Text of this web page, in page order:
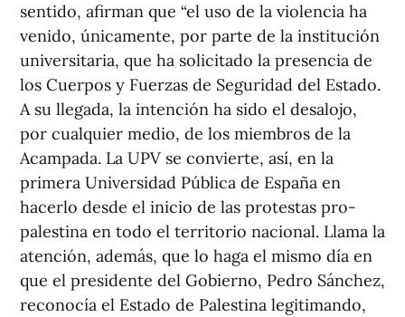
sentido, afirman que “el uso de la violencia ha
venido, únicamente, por parte de la institución
universitaria, que ha solicitado la presencia de
los Cuerpos y Fuerzas de Seguridad del Estado.
A su llegada, la intención ha sido el desalojo,
por cualquier medio, de los miembros de la
Acampada. La UPV se convierte, así, en la
primera Universidad Pública de España en
hacerlo desde el inicio de las protestas pro-
palestina en todo el territorio nacional. Llama la
atención, además, que lo haga el mismo día en
que el presidente del Gobierno, Pedro Sánchez,
reconocía el Estado de Palestina legitimando,